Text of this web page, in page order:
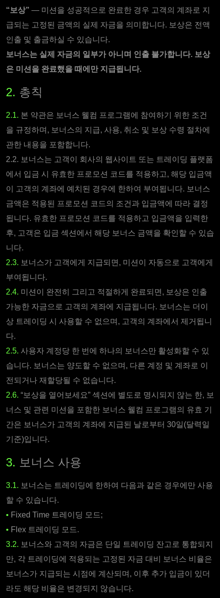
“보상” — 미션을 성공적으로 완료한 경우 고객의 계좌로 지
급되는 고정된 금액의 실제 자금을 의미합니다. 보상은 전액
인출 및 출금하실 수 있습니다.
보너스는 실제 자금의 일부가 아니며 인출 불가합니다. 보상
은 미션을 완료했을 때에만 지급됩니다.
2. 총칙
2.1. 본 약관은 보너스 웰컴 프로그램에 참여하기 위한 조건
을 규정하며, 보너스의 지급, 사용, 취소 및 보상 수령 절차에
관한 내용을 포함합니다.
2.2. 보너스는 고객이 회사의 웹사이트 또는 트레이딩 플랫폼
에서 입금 시 유효한 프로모션 코드를 적용하고, 해당 입금액
이 고객의 계좌에 예치된 경우에 한하여 부여됩니다. 보너스
금액은 적용된 프로모션 코드의 조건과 입금액에 따라 결정
됩니다. 유효한 프로모션 코드를 적용하고 입금액을 입력한
후, 고객은 입금 섹션에서 해당 보너스 금액을 확인할 수 있습
니다.
2.3. 보너스가 고객에게 지급되면, 미션이 자동으로 고객에게
부여됩니다.
2.4. 미션이 완전히 그리고 적절하게 완료되면, 보상은 인출
가능한 자금으로 고객의 계좌에 지급됩니다. 보너스는 더이
상 트레이딩 시 사용할 수 없으며, 고객의 계좌에서 제거됩니
다.
2.5. 사용자 계정당 한 번에 하나의 보너스만 활성화할 수 있
습니다. 보너스는 양도할 수 없으며, 다른 계정 및 계좌로 이
전되거나 재할당될 수 없습니다.
2.6. “보상을 열어보세요” 섹션에 별도로 명시되지 않는 한, 보
너스 및 관련 미션을 포함한 보너스 웰컴 프로그램의 유효 기
간은 보너스가 고객의 계좌에 지급된 날로부터 30일(달력일
기준)입니다.
3. 보너스 사용
3.1. 보너스는 트레이딩에 한하여 다음과 같은 경우에만 사용
할 수 있습니다.
• Fixed Time 트레이딩 모드;
• Flex 트레이딩 모드.
3.2. 보너스와 고객의 자금은 단일 트레이딩 잔고로 통합되지
만, 각 트레이딩에 적용되는 고정된 자금 대비 보너스 비율은
보너스가 지급되는 시점에 계산되며, 이후 추가 입금이 있더
라도 해당 비율은 변경되지 않습니다.